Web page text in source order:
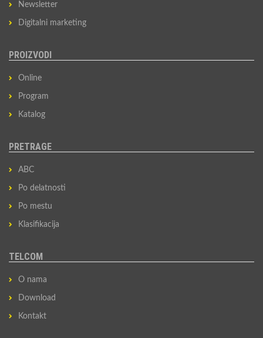
Newsletter
Digitalni marketing
PROIZVODI
Online
Program
Katalog
PRETRAGE
ABC
Po delatnosti
Po mestu
Klasifikacija
TELCOM
O nama
Download
Kontakt